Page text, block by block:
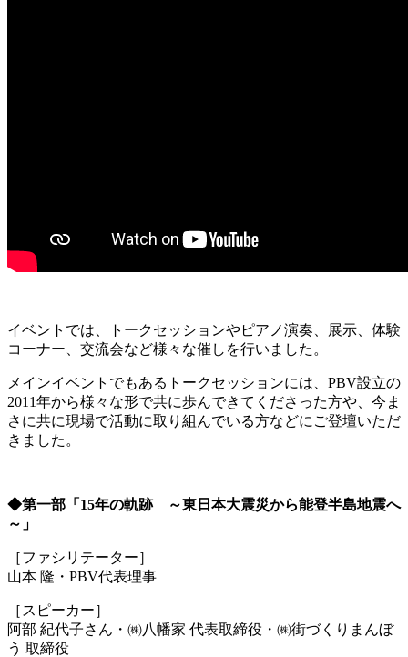
イベントでは、トークセッションやピアノ演奏、展示、体験
コーナー、交流会など様々な催しを行いました。
メインイベントでもあるトークセッションには、PBV設立の
2011年から様々な形で共に歩んできてくださった方や、今ま
さに共に現場で活動に取り組んでいる方などにご登壇いただ
きました。
◆第一部「15年の軌跡 ～東日本大震災から能登半島地震へ
～」
［ファシリテーター］
山本 隆・PBV代表理事
［スピーカー］
阿部 紀代子さん・㈱八幡家 代表取締役・㈱街づくりまんぼ
う 取締役